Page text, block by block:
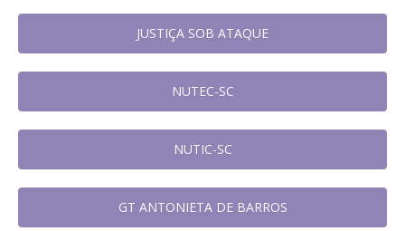
JUSTIÇA SOB ATAQUE
NUTEC-SC
NUTIC-SC
GT ANTONIETA DE BARROS